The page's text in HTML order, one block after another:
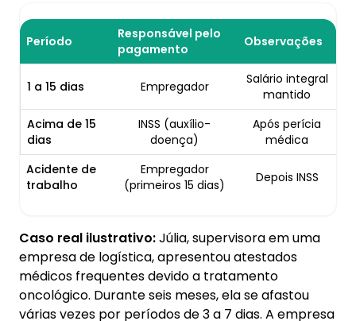
Período
Responsável pelo
pagamento
Observações
1 a 15 dias Empregador
Salário integral
mantido
Acima de 15
dias
INSS (auxílio-
doença)
Após perícia
médica
Acidente de
trabalho
Empregador
(primeiros 15 dias)
Depois INSS
Caso real ilustrativo:Júlia, supervisora em uma
empresa de logística, apresentou atestados
médicos frequentes devido a tratamento
oncológico. Durante seis meses, ela se afastou
várias vezes por períodos de 3 a 7 dias. A empresa